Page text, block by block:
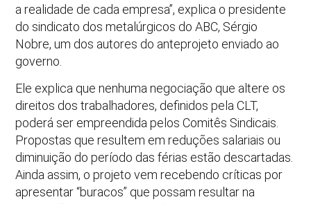
a realidade de cada empresa”, explica o presidente
do sindicato dos metalúrgicos do ABC, Sérgio
Nobre, um dos autores do anteprojeto enviado ao
governo.
Ele explica que nenhuma negociação que altere os
direitos dos trabalhadores, definidos pela CLT,
poderá ser empreendida pelos Comitês Sindicais.
Propostas que resultem em reduções salariais ou
diminuição do período das férias estão descartadas.
Ainda assim, o projeto vem recebendo críticas por
apresentar “buracos” que possam resultar na